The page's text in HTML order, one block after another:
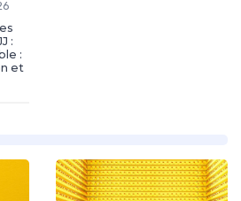
:
:
et